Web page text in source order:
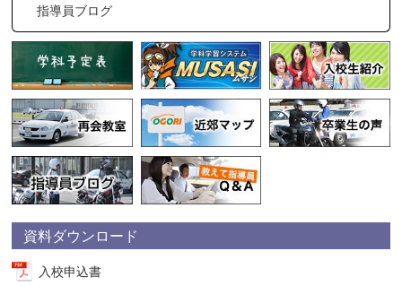
指導員ブログ
資料ダウンロード
入校申込書